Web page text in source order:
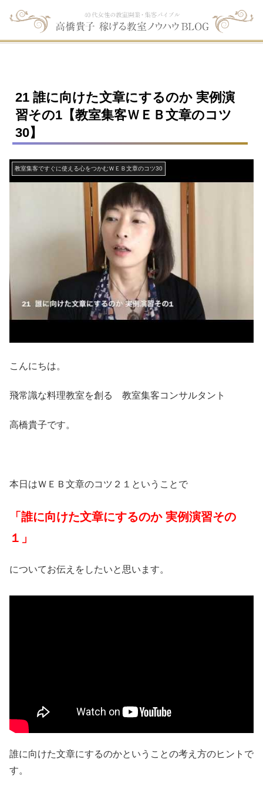
21 誰に向けた文章にするのか 実例演
習その1【教室集客ＷＥＢ文章のコツ
30】
教室集客ですぐに使える心をつかむＷＥＢ文章のコツ30
こんにちは。
飛常識な料理教室を創る 教室集客コンサルタント
高橋貴子です。
本日はＷＥＢ文章のコツ２１ということで
「誰に向けた文章にするのか 実例演習その
１」
についてお伝えをしたいと思います。
誰に向けた文章にするのかということの考え方のヒントで
す。